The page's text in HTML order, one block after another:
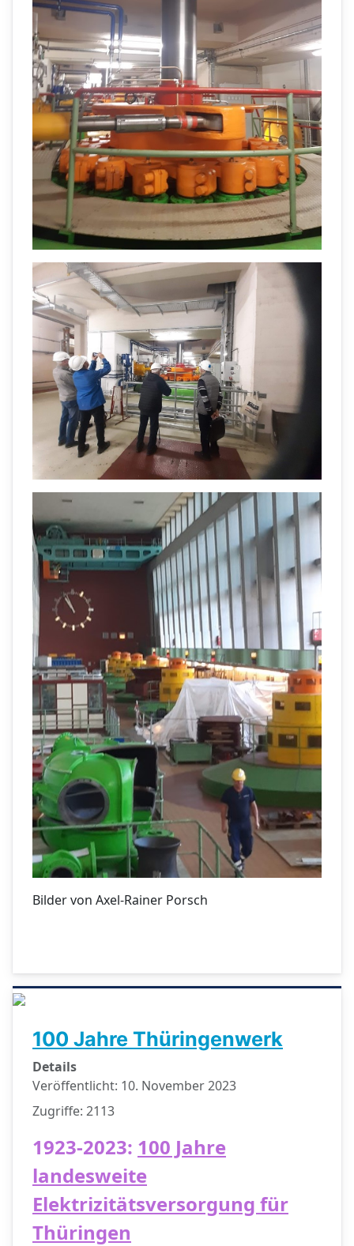
Bilder von Axel-Rainer Porsch
100 Jahre Thüringenwerk
Details
Veröffentlicht: 10. November 2023
Zugriffe: 2113
1923-2023: 100 Jahre
landesweite
Elektrizitätsversorgung für
Thüringen